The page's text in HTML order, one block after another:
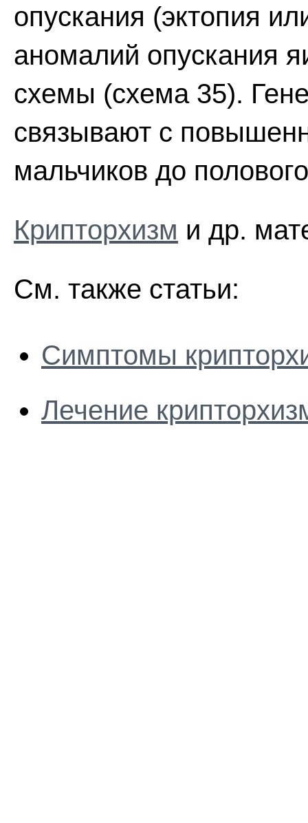
опускания (эктопия
аномалий опускания
схемы (схема 35).
связывают с
мальчиков до
Крипторхизм и др.
См. также статьи:
Симптомы
Лечение